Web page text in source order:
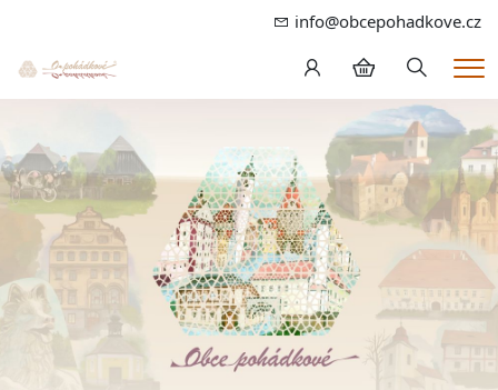
info@obcepohadkove.cz
Hledání